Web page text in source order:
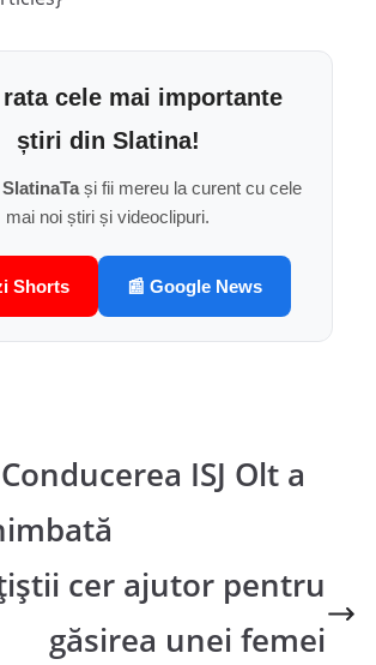
rata cele mai importante
știri din Slatina!
SlatinaTași fii mereu la curent cu cele
mai noi știri și videoclipuri.
Shorts 📰 Google News
ISJ Olt a
cer ajutor pentru
găsirea unei femei